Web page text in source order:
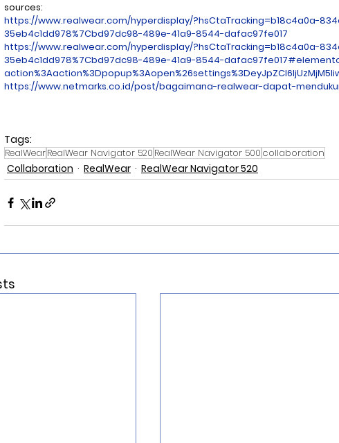
sources:
https://www.realwear.com/hyperdisplay/?hsCtaTracking=b18c4a0a-
35eb4c1dd978%7Cbd97dc98-489e-41a9-8544-dafac97fe017
https://www.realwear.com/hyperdisplay/?hsCtaTracking=b18c4a0a-
35eb4c1dd978%7Cbd97dc98-489e-41a9-8544-
https://www.netmarks.co.id/post/bagaimana-realwear-dapat-
Tags:
RealWearRealWear Navigator 520 RealWear Navigator 500 collaboration
Collaboration RealWear RealWear Navigator 520